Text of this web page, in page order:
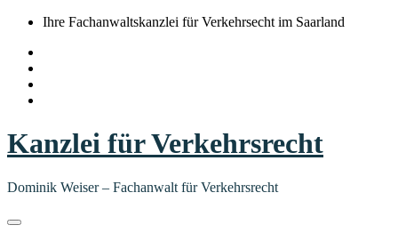
Springe
Inhalt
Ihre Fachanwaltskanzlei für Verkehrsecht im Saarland
Kanzlei für Verkehrsrecht
Dominik Weiser – Fachanwalt für Verkehrsrecht